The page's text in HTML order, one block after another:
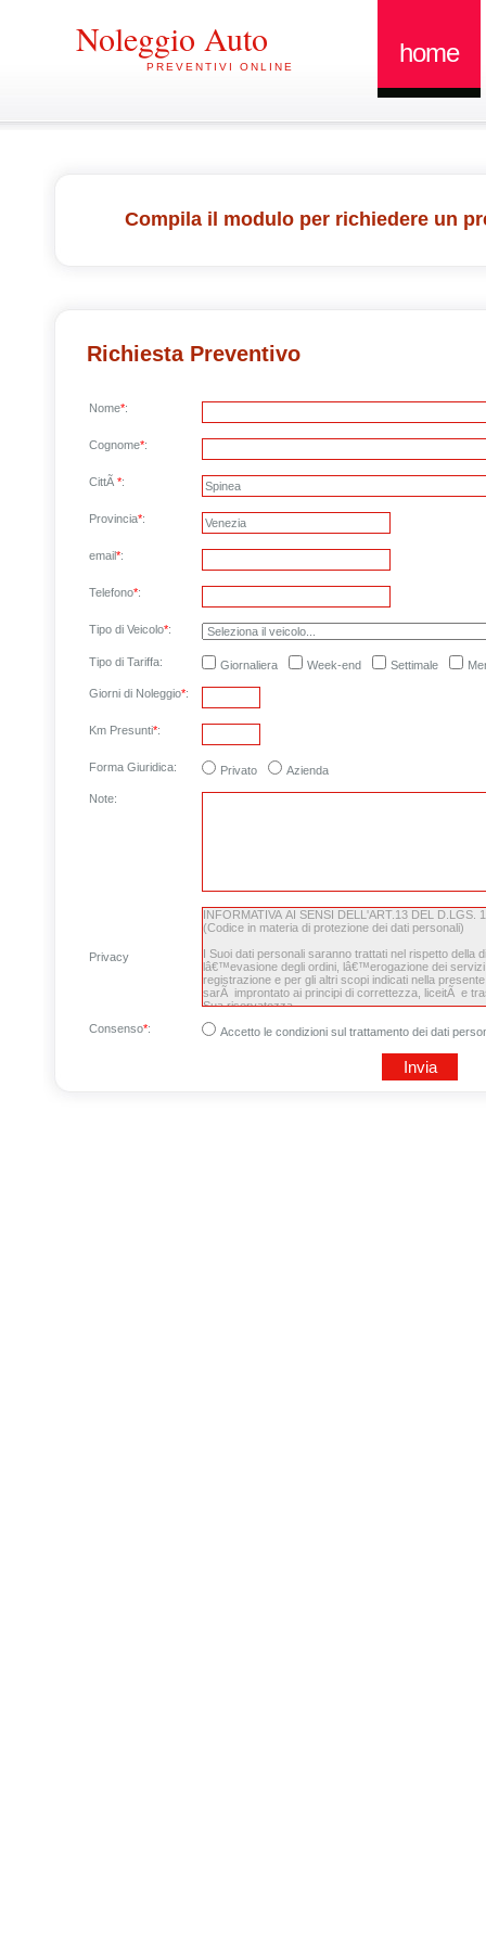
Noleggio Auto
PREVENTIVI ONLINE home
Compila il modulo per richiedere un
Richiesta Preventivo
Nome*:
Cognome*:
CittÃ *:
Provincia*:
email*:
Telefono*:
Tipo di Veicolo*:
Tipo di Tariffa: Giornaliera Week-end Settimale
Giorni di Noleggio*:
Km Presunti*:
Forma Giuridica: Privato Azienda
Note:
Privacy
Consenso*: Accetto le condizioni sul trattamento dei dati